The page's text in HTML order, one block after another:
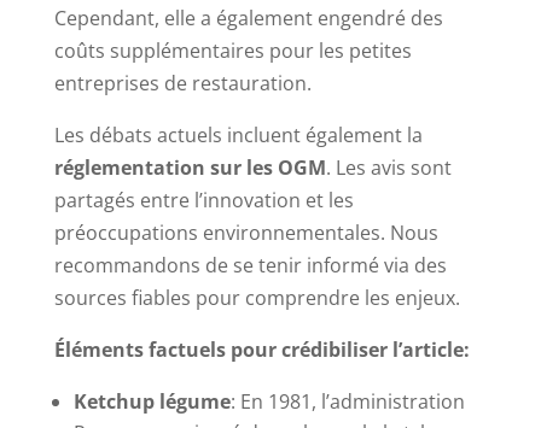
Cependant, elle a également engendré des
coûts supplémentaires pour les petites
entreprises de restauration.
Les débats actuels incluent également la
réglementation sur les OGM. Les avis sont
partagés entre l’innovation et les
préoccupations environnementales. Nous
recommandons de se tenir informé via des
sources fiables pour comprendre les enjeux.
Éléments factuels pour crédibiliser l’article:
Ketchup légume: En 1981, l’administration